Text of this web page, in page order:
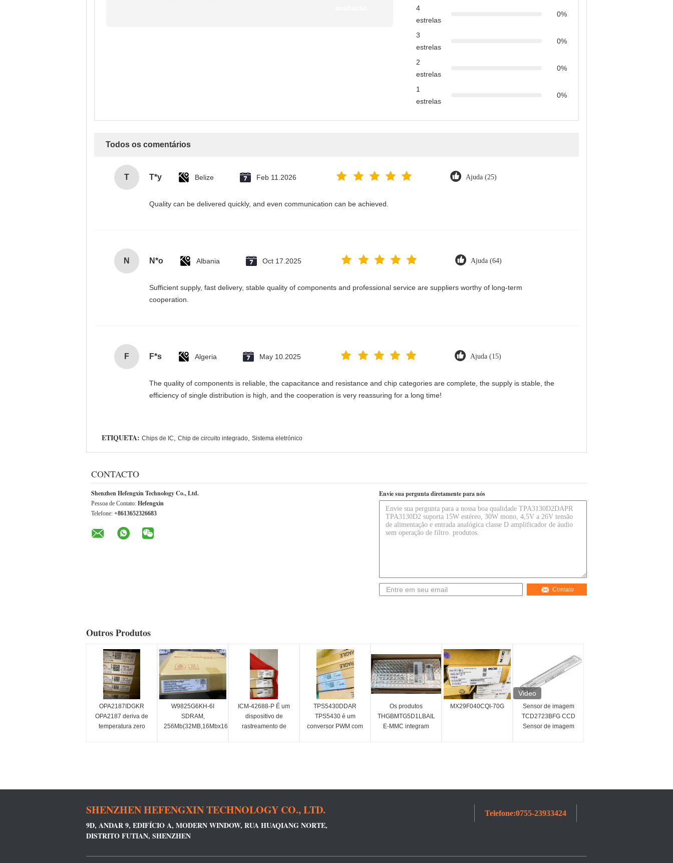
4
estrelas
0%
3
estrelas
0%
2
estrelas
0%
1
estrelas
0%
Todos os comentários
T T*y Belize Feb 11.2026 Ajuda (25)
Quality can be delivered quickly, and even communication can be achieved.
N N*o Albania Oct 17.2025 Ajuda (64)
Sufficient supply, fast delivery, stable quality of components and professional service are suppliers worthy of long-term
cooperation.
F F*s Algeria May 10.2025 Ajuda (15)
The quality of components is reliable, the capacitance and resistance and chip categories are complete, the supply is stable, the
efficiency of single distribution is high, and the cooperation is very reassuring for a long time!
ETIQUETA: Chips de IC Chip de circuito integrado Sistema eletrónico
CONTACTO
Shenzhen Hefengxin Technology Co., Ltd.
Pessoa de Contato: Hefengxin
Telefone: +8613652326683
Envie sua pergunta diretamente para nós
Contato
Outros Produtos
OPA2187IDGKR
OPA2187 deriva de
temperatura zero
W9825G6KH-6I
SDRAM,
256Mb(32MB,16Mbx16),3.3v
ICM-42688-P É um
dispositivo de
rastreamento de
TPS5430DDAR
TPS5430 é um
conversor PWM com
Os produtos
THGBMTG5D1LBAIL
E-MMC integram
MX29F040CQI-70G
Video
Sensor de imagem
TCD2723BFG CCD
Sensor de imagem
SHENZHEN HEFENGXIN TECHNOLOGY CO., LTD.
9D, ANDAR 9, EDIFÍCIO A, MODERN WINDOW, RUA HUAQIANG NORTE,
DISTRITO FUTIAN, SHENZHEN
Telefone:0755-23933424